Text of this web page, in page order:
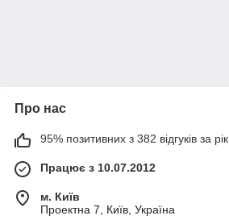
Про нас
95% позитивних з 382 відгуків за рік
Працює з 10.07.2012
м. Київ
Проектна 7, Київ, Україна